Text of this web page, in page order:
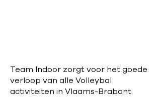
Team Indoor zorgt voor het goede
verloop van alle Volleybal
activiteiten in Vlaams-Brabant.